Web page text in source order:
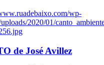
wp-
2020/01/
de José Avillez